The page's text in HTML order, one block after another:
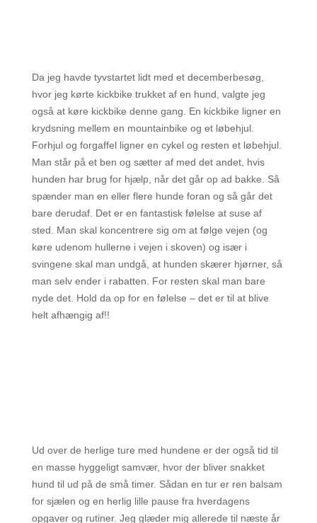
Da jeg havde tyvstartet lidt med et decemberbesøg,
hvor jeg kørte kickbike trukket af en hund, valgte jeg
også at køre kickbike denne gang. En kickbike ligner en
krydsning mellem en mountainbike og et løbehjul.
Forhjul og forgaffel ligner en cykel og resten et løbehjul.
Man står på et ben og sætter af med det andet, hvis
hunden har brug for hjælp, når det går op ad bakke. Så
spænder man en eller flere hunde foran og så går det
bare derudaf. Det er en fantastisk følelse at suse af
sted. Man skal koncentrere sig om at følge vejen (og
køre udenom hullerne i vejen i skoven) og især i
svingene skal man undgå, at hunden skærer hjørner, så
man selv ender i rabatten. For resten skal man bare
nyde det. Hold da op for en følelse – det er til at blive
helt afhængig af!!
Ud over de herlige ture med hundene er der også tid til
en masse hyggeligt samvær, hvor der bliver snakket
hund til ud på de små timer. Sådan en tur er ren balsam
for sjælen og en herlig lille pause fra hverdagens
opgaver og rutiner. Jeg glæder mig allerede til næste år